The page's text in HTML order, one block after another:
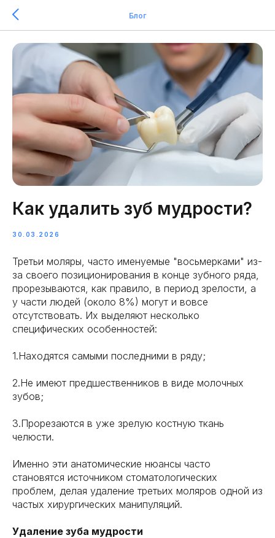
Блог
Как удалить зуб мудрости?
30.03.2026
Третьи моляры, часто именуемые "восьмерками" из-
за своего позиционирования в конце зубного ряда,
прорезываются, как правило, в период зрелости, а
у части людей (около 8%) могут и вовсе
отсутствовать. Их выделяют несколько
специфических особенностей:
1.Находятся самыми последними в ряду;
2.Не имеют предшественников в виде молочных
зубов;
3.Прорезаются в уже зрелую костную ткань
челюсти.
Именно эти анатомические нюансы часто
становятся источником стоматологических
проблем, делая удаление третьих моляров одной из
частых хирургических манипуляций.
Удаление зуба мудрости